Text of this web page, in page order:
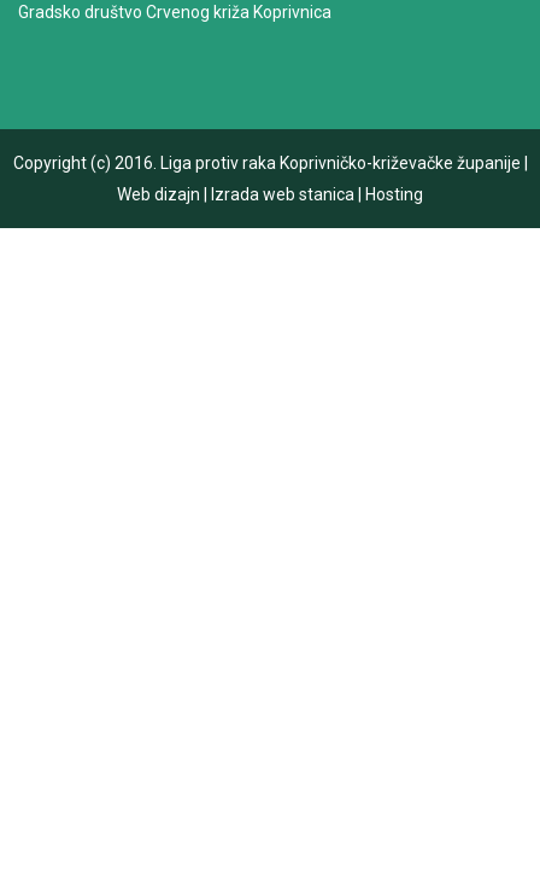
Gradsko društvo Crvenog križa Koprivnica
Copyright (c) 2016. Liga protiv raka Koprivničko-križevačke županije
Web dizajn
Izrada web stanica Hosting